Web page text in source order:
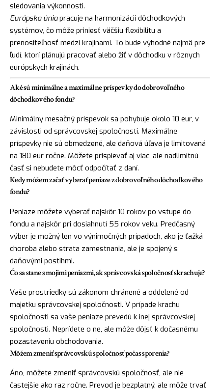
sledovania výkonnosti.
Európska úniapracuje na harmonizácii dôchodkových
systémov, čo môže priniesť väčšiu flexibilitu a
prenositeľnosť medzi krajinami. To bude výhodné najmä pre
ľudí, ktorí plánujú pracovať alebo žiť v dôchodku v rôznych
európskych krajinách.
Aké sú minimálne a maximálne príspevky do dobrovoľného
dôchodkového fondu?
Minimálny mesačný príspevok sa pohybuje okolo 10 eur, v
závislosti od správcovskej spoločnosti. Maximálne
príspevky nie sú obmedzené, ale daňová úľava je limitovaná
na 180 eur ročne. Môžete prispievať aj viac, ale nadlimitnú
časť si nebudete môcť odpočítať z daní.
Kedy môžem začať vyberať peniaze z dobrovoľného dôchodkového
fondu?
Peniaze môžete vyberať najskôr 10 rokov po vstupe do
fondu a najskôr pri dosiahnutí 55 rokov veku. Predčasný
výber je možný len vo výnimočných prípadoch, ako je ťažká
choroba alebo strata zamestnania, ale je spojený s
daňovými postihmi.
Čo sa stane s mojimi peniazmi, ak správcovská spoločnosť skrachuje?
Vaše prostriedky sú zákonom chránené a oddelené od
majetku správcovskej spoločnosti. V prípade krachu
spoločnosti sa vaše peniaze prevedú k inej správcovskej
spoločnosti. Neprídete o ne, ale môže dôjsť k dočasnému
pozastaveniu obchodovania.
Môžem zmeniť správcovskú spoločnosť počas sporenia?
Áno, môžete zmeniť správcovskú spoločnosť, ale nie
častejšie ako raz ročne. Prevod je bezplatný, ale môže trvať